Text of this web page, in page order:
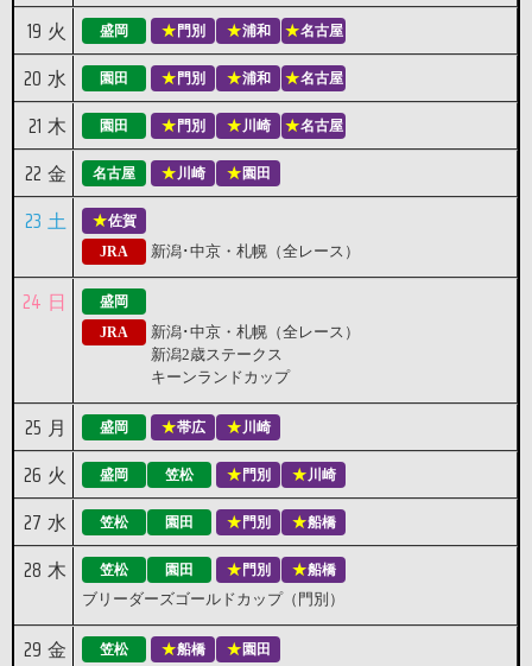
19 火 盛岡 門別 浦和 名古屋
20 水 園田 門別 浦和 名古屋
21 木 園田 門別 川崎 名古屋
22 金 名古屋 川崎 園田
23 土
佐賀
JRA
新潟･中京・札幌（全レース）
24 日
盛岡
JRA
新潟･中京・札幌（全レース）
新潟2歳ステークス
キーンランドカップ
25 月 盛岡 帯広 川崎
26 火 盛岡 笠松 門別 川崎
27 水 笠松 園田 門別 船橋
28 木 笠松 園田 門別 船橋
ブリーダーズゴールドカップ（門別）
29 金 笠松 船橋 園田